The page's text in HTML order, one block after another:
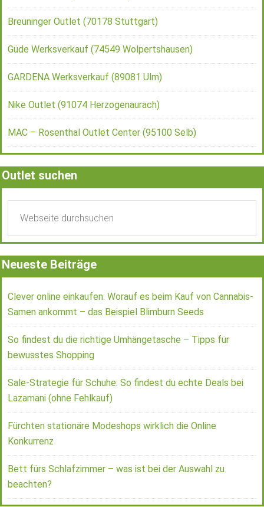
Breuninger Outlet (70178 Stuttgart)
Güde Werksverkauf (74549 Wolpertshausen)
GARDENA Werksverkauf (89081 Ulm)
Nike Outlet (91074 Herzogenaurach)
MAC – Rosenthal Outlet Center (95100 Selb)
Outlet suchen
Neueste Beiträge
Clever online einkaufen: Worauf es beim Kauf von Cannabis-
Samen ankommt – das Beispiel Blimburn Seeds
So findest du die richtige Umhängetasche – Tipps für
bewusstes Shopping
Sale-Strategie für Schuhe: So findest du echte Deals bei
Lazamani (ohne Fehlkauf)
Fürchten stationäre Modeshops wirklich die Online
Konkurrenz
Bett fürs Schlafzimmer – was ist bei der Auswahl zu
beachten?